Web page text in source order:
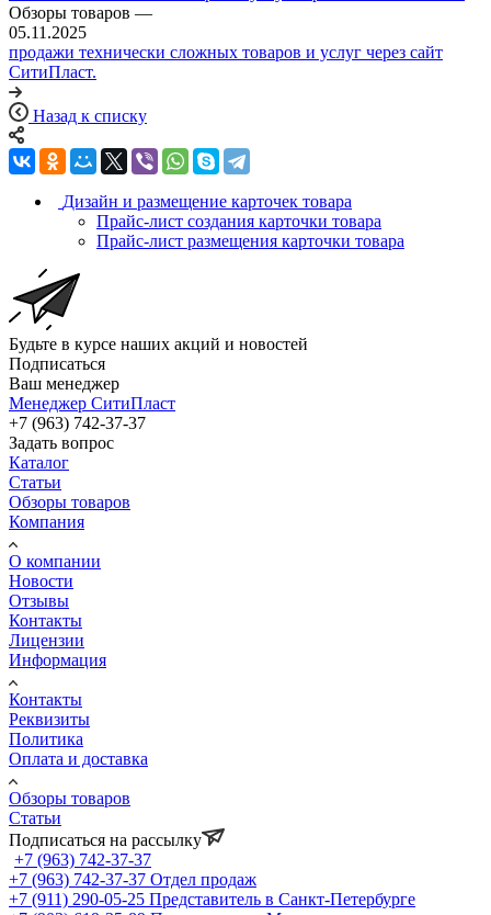
Обзоры товаров —
05.11.2025
продажи технически сложных товаров и услуг через сайт
СитиПласт.
Назад к списку
Дизайн и размещение карточек товара
Прайс-лист создания карточки товара
Прайс-лист размещения карточки товара
Будьте в курсе наших акций и новостей
Подписаться
Ваш менеджер
Менеджер СитиПласт
+7 (963) 742-37-37
Задать вопрос
Каталог
Статьи
Обзоры товаров
Компания
О компании
Новости
Отзывы
Контакты
Лицензии
Информация
Контакты
Реквизиты
Политика
Оплата и доставка
Обзоры товаров
Статьи
Подписаться на рассылку
+7 (963) 742-37-37
+7 (963) 742-37-37 Отдел продаж
+7 (911) 290-05-25 Представитель в Санкт-Петербурге